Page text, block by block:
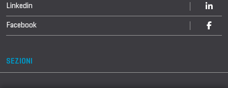
Linkedin
Facebook
SEZIONI